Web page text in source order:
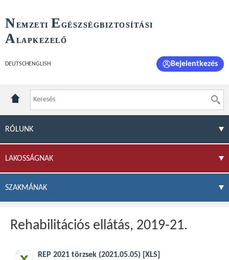
NEMZETI E GÉSZSÉGBIZTOSÍTÁSI
ALAPKEZELŐ
DEUTSCH ENGLISH Bejelentkezés
RÓLUNK
LAKOSSÁGNAK
SZAKMÁNAK
Rehabilitációs ellátás, 2019-21.
REP 2021 törzsek (2021.05.05)
[XLS]